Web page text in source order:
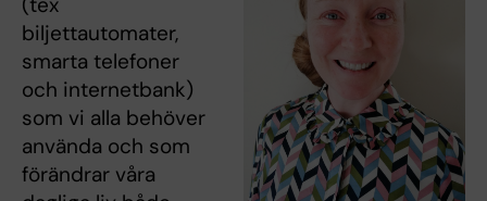
biljettautomater,
smarta telefoner
och internetbank)
som vi alla behöver
använda och som
förändrar våra